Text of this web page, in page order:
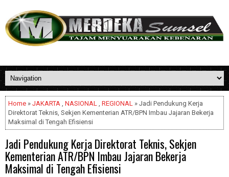
Home » JAKARTA , NASIONAL , REGIONAL » Jadi Pendukung Kerja
Direktorat Teknis, Sekjen Kementerian ATR/BPN Imbau Jajaran Bekerja
Maksimal di Tengah Efisiensi
Jadi Pendukung Kerja Direktorat Teknis, Sekjen
Kementerian ATR/BPN Imbau Jajaran Bekerja
Maksimal di Tengah Efisiensi